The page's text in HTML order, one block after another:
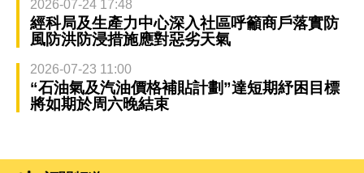
2026-07-24 17:48
經科局及生產力中心深入社區呼籲商戶落實防
風防洪防浸措施應對惡劣天氣
2026-07-23 11:00
“石油氣及汽油價格補貼計劃”達短期紓困目標
將如期於周六晚結束